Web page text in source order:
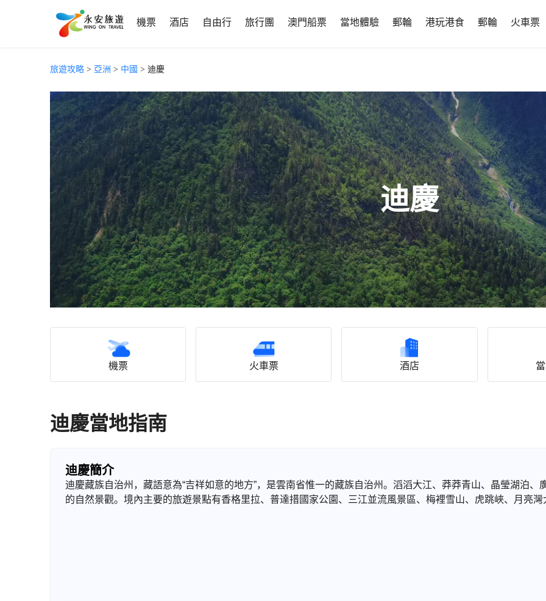
機票 酒店 自由行 旅行團 澳門船票 當地體驗 郵輪 港玩港食 郵輪 火車票
旅遊攻略 > 亞洲 > 中國 > 迪慶
迪慶
機票 火車票 酒店
迪慶當地指南
迪慶簡介
迪慶藏族自治州，藏語意為“吉祥如意的地方”，是雲南省惟一的藏族自治州。滔滔大江、莽莽青山、晶瑩湖泊
的自然景觀。境內主要的旅遊景點有香格里拉、普達措國家公園、三江並流風景區、梅裡雪山、虎跳峽、月亮灣